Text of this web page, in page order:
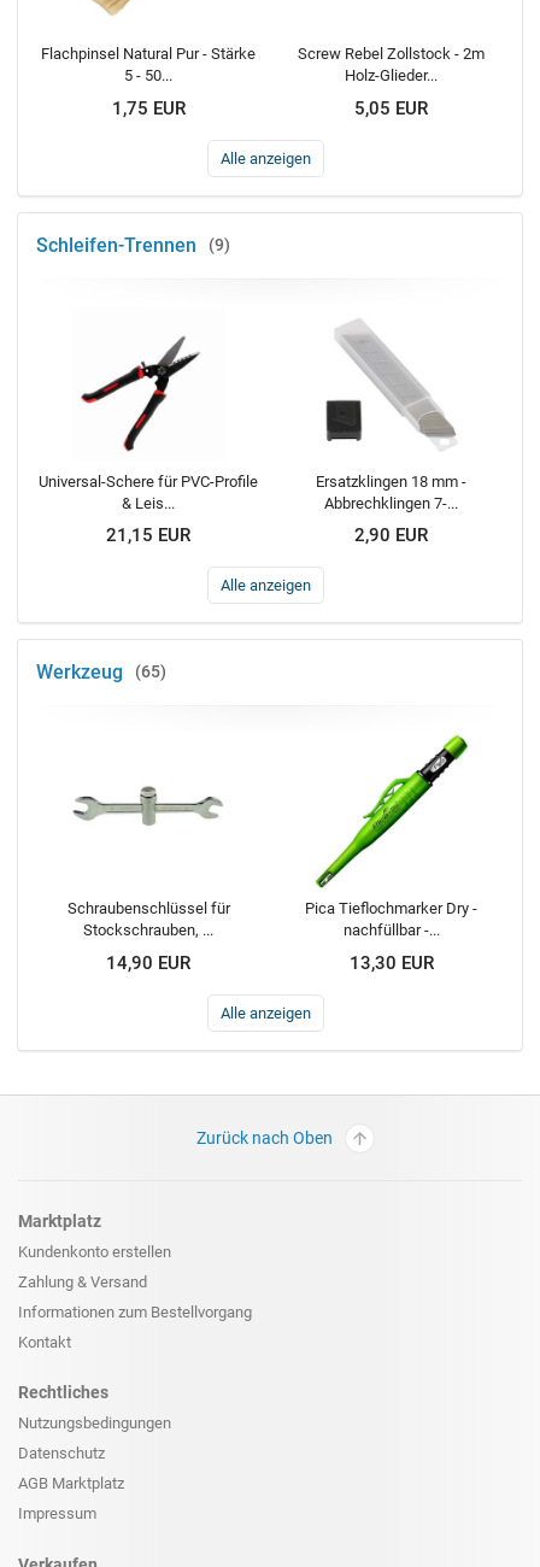
Flachpinsel Natural Pur - Stärke
5 - 50...
1,75 EUR
Screw Rebel Zollstock - 2m
Holz-Glieder...
5,05 EUR
Alle anzeigen
Schleifen-Trennen 9
Universal-Schere für PVC-Profile
& Leis...
21,15 EUR
Ersatzklingen 18 mm -
Abbrechklingen 7-...
2,90 EUR
Alle anzeigen
Werkzeug 65
Schraubenschlüssel für
Stockschrauben, ...
14,90 EUR
Pica Tieflochmarker Dry -
nachfüllbar -...
13,30 EUR
Alle anzeigen
Zurück nach Oben
Marktplatz
Kundenkonto erstellen
Zahlung & Versand
Informationen zum Bestellvorgang
Kontakt
Rechtliches
Nutzungsbedingungen
Datenschutz
AGB Marktplatz
Impressum